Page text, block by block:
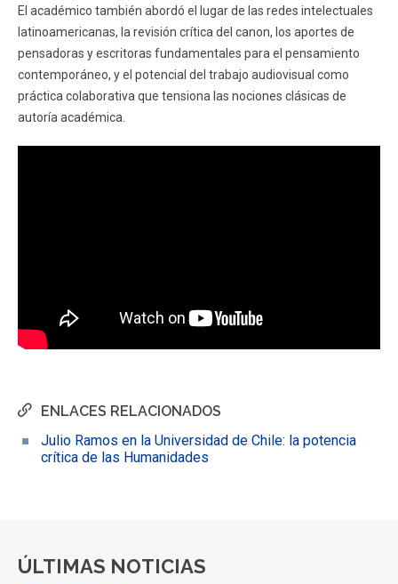
ENLACES RELACIONADOS
Julio Ramos en la Universidad de Chile: la potencia
crítica de las Humanidades
El académico también abordó el lugar de las redes intelectuales
latinoamericanas, la revisión crítica del canon, los aportes de
pensadoras y escritoras fundamentales para el pensamiento
contemporáneo, y el potencial del trabajo audiovisual como
práctica colaborativa que tensiona las nociones clásicas de
autoría académica.
ÚLTIMAS NOTICIAS